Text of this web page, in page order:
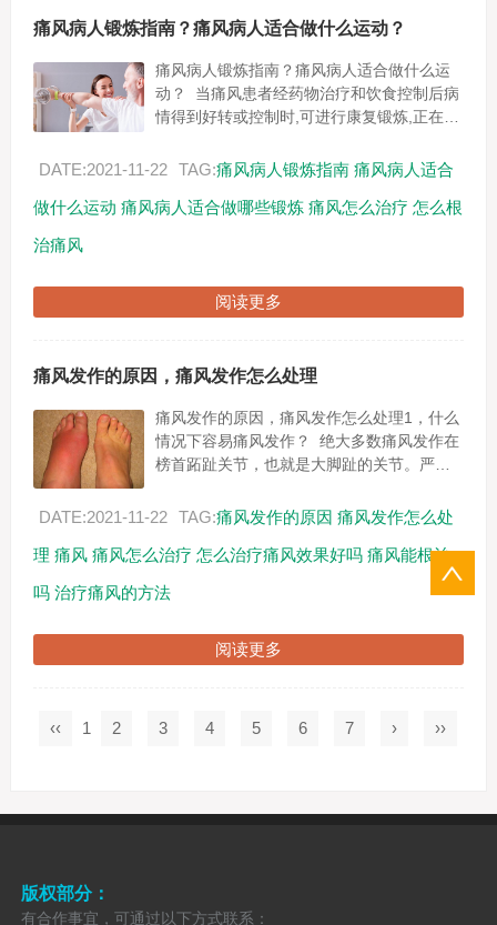
痛风病人锻炼指南？痛风病人适合做什么运动？
痛风病人锻炼指南？痛风病人适合做什么运
动？ 当痛风患者经药物治疗和饮食控制后病
情得到好转或控制时,可进行康复锻炼,正在口
中程度的痛风患者,尤其成人肥...
DATE:2021-11-22 TAG:痛风病人锻炼指南 痛风病人适合
做什么运动 痛风病人适合做哪些锻炼 痛风怎么治疗 怎么根
治痛风
阅读更多
痛风发作的原因，痛风发作怎么处理
痛风发作的原因，痛风发作怎么处理1，什么
情况下容易痛风发作？ 绝大多数痛风发作在
榜首跖趾关节，也就是大脚趾的关节。严重
指、腕和肘等关节。关节着凉（冬天没...
DATE:2021-11-22 TAG:痛风发作的原因 痛风发作怎么处
理 痛风 痛风怎么治疗 怎么治疗痛风效果好吗 痛风能根治
吗 治疗痛风的方法
阅读更多
‹‹ 1 2 3 4 5 6 7 › ››
版权部分：
有合作事宜，可通过以下方式联系：